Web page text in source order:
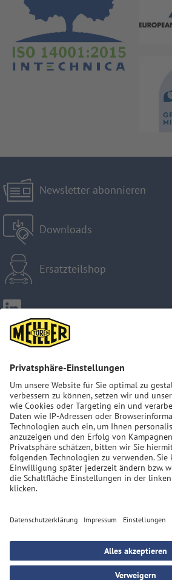
Newsletter abonnieren
Downloads
Ersatzteilshop
Impressum
ART. 13 GDPR
Datenschutzerklärung
AGB
Sitemap